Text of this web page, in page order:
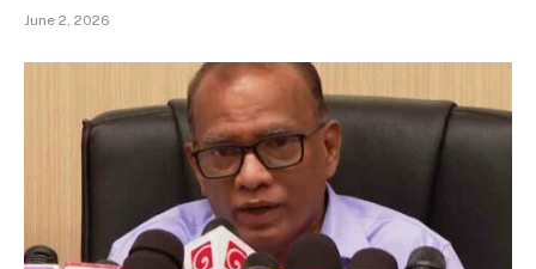
June 2, 2026